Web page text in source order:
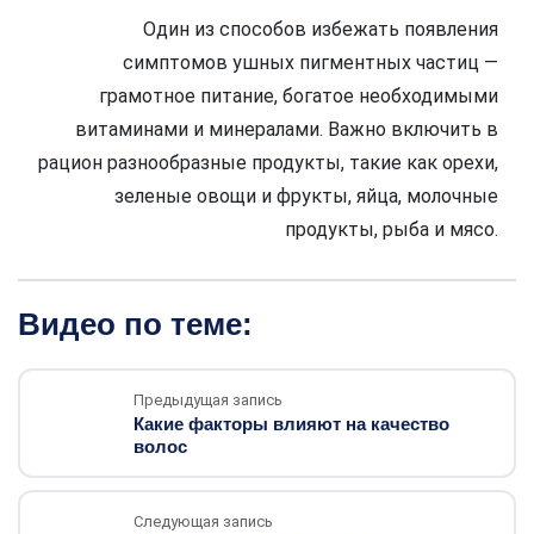
Один из способов избежать появления
симптомов ушных пигментных частиц —
грамотное питание, богатое необходимыми
витаминами и минералами. Важно включить в
рацион разнообразные продукты, такие как орехи,
зеленые овощи и фрукты, яйца, молочные
продукты, рыба и мясо.
Видео по теме:
Предыдущая запись
Какие факторы влияют на качество
волос
Следующая запись